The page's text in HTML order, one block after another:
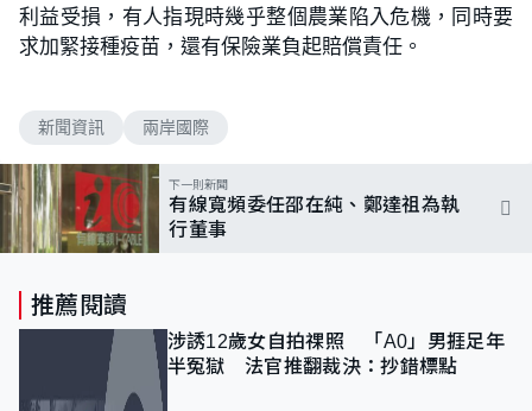
利益受損，有人指現時幾乎整個農業陷入危機，同時要
求加緊接種疫苗，還有保險業負起賠償責任。
新聞資訊 兩岸國際
下一則新聞
有線寬頻委任邵在純、鄭達祖為執
行董事
推薦閱讀
涉誘12歲女自拍祼照 「A0」男捱足年
半冤獄 法官推翻裁決：抄錯標點